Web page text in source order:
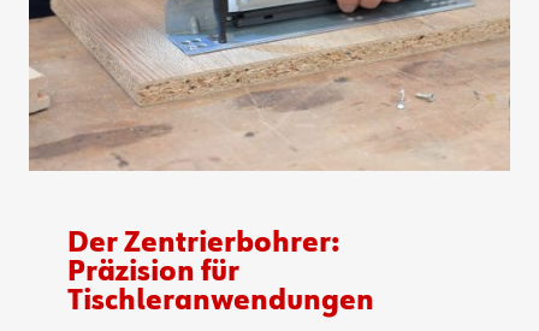
Der Zentrierbohrer:
Präzision für
Tischleranwendungen